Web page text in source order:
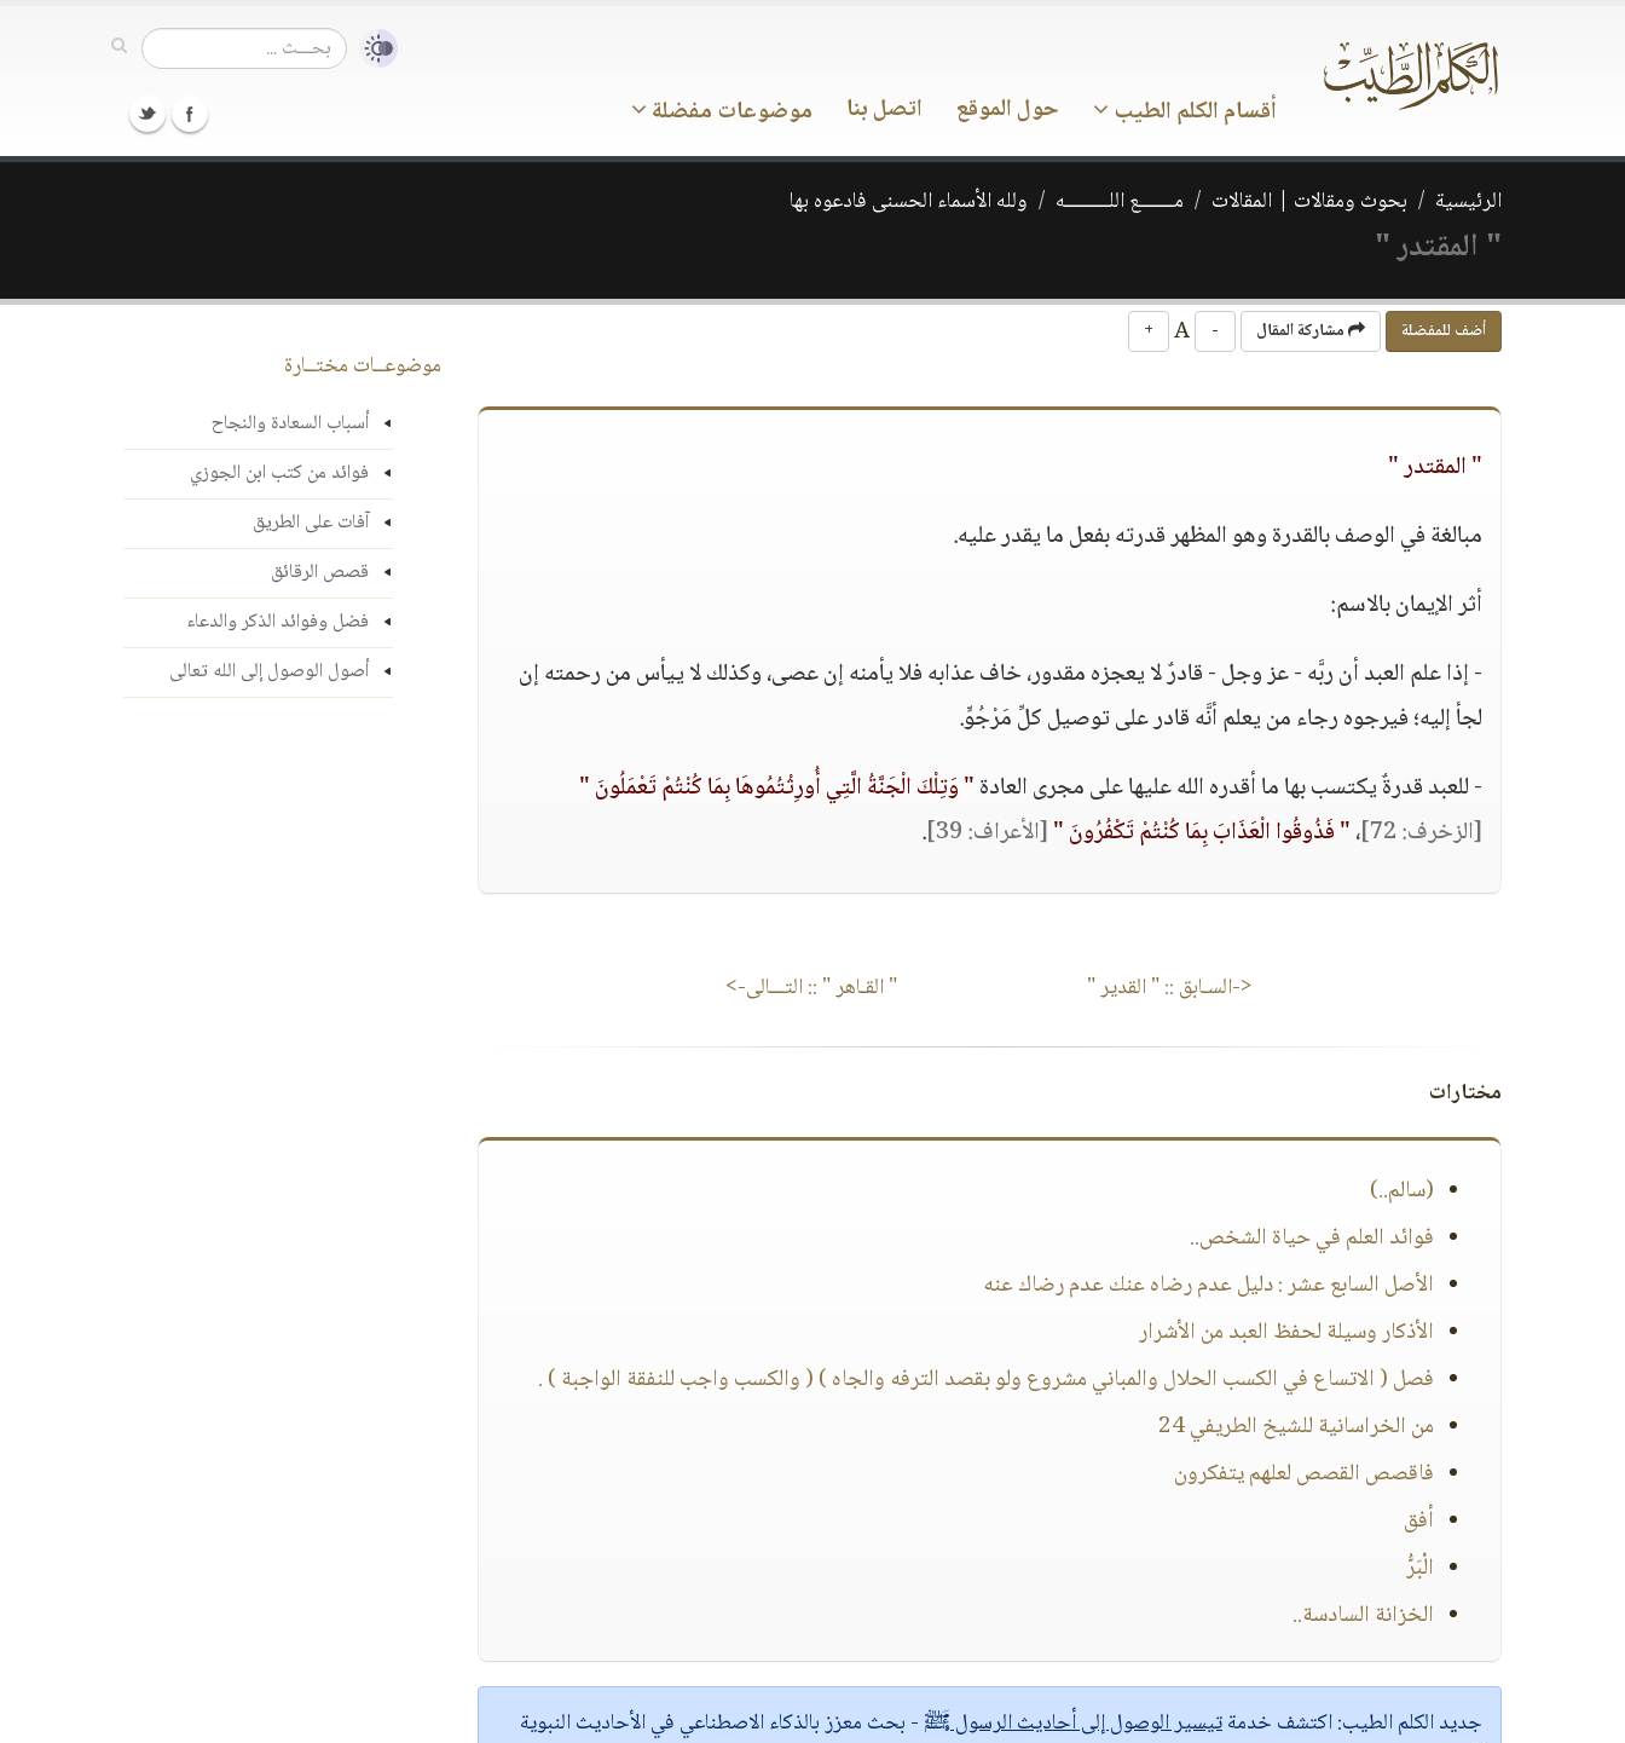
أقسام الكلم الطيب حول الموقع اتصل بنا موضوعات مفضلة
الرئيسية بحوث ومقالات | المقالات مـــــــع اللـــــــــه ولله الأسماء الحسنى فادعوه بها
" المقتدر "
أضف للمفضلة مشاركة المقال -
+
" المقتدر "
مبالغة في الوصف بالقدرة وهو المظهر قدرته بفعل ما يقدر عليه.
أثر الإيمان بالاسم:
- إذا علم العبد أن ربَّه - عز وجل - قادرٌ لا يعجزه مقدور، خاف عذابه فلا يأمنه إن عصى، وكذلك لا ييأس من رحمته إن
لجأ إليه؛ فيرجوه رجاء من يعلم أنَّه قادر على توصيل كلِّ مَرْجُوٍّ.
- للعبد قدرةٌ يكتسب بها ما أقدره الله عليها على مجرى العادة" وَتِلْكَ الْجَنَّةُ الَّتِي أُورِثْتُمُوهَا بِمَا كُنْتُمْ تَعْمَلُونَ "
[الزخرف: 72]
،" فَذُوقُوا الْعَذَابَ بِمَا كُنْتُمْ تَكْفُرُونَ "[الأعراف: 39] .
<-السـابق ::" القدير " " القـاهر " :: التـــالى->
مختارات
(سالم..)
فوائد العلم في حياة الشخص..
الأصل السابع عشر : دليل عدم رضاه عنك عدم رضاك عنه
الأذكار وسيلة لحفظ العبد من الأشرار
فصل ( الاتساع في الكسب الحلال والمباني مشروع ولو بقصد الترفه والجاه ) ( والكسب واجب للنفقة الواجبة ) .
من الخراسانية للشيخ الطريفي 24
فاقصص القصص لعلهم يتفكرون
أفق
الْبَرُّ
الخزانة السادسة..
جديد الكلم الطيب:اكتشف خدمةتيسير الوصول إلى أحاديث الرسول ﷺ - بحث معزز بالذكاء الاصطناعي في الأحاديث النبوية
موضوعــات مختــارة
أسباب السعادة والنجاح
فوائد من كتب ابن الجوزي
آفات على الطريق
قصص الرقائق
فضل وفوائد الذكر والدعاء
أصول الوصول إلى الله تعالى